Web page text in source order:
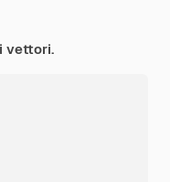
vettori.